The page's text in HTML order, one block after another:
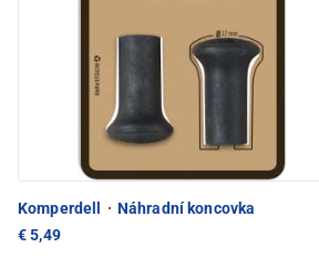
Komperdell · Náhradní koncovka
€ 5,49